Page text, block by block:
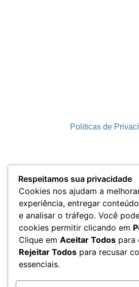
Politicas de
Termos e
LGPD
Respeitamos sua privacidade
Cookies nos ajudam a
experiência, entregar
e analisar o tráfego. Você
cookies permitir clicando em
Clique em Aceitar Todos para
Rejeitar Todos para recusar
essenciais.